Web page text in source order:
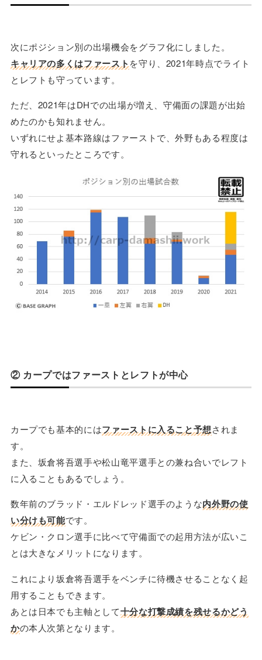
次にポジション別の出場機会をグラフ化にしました。
キャリアの多くはファーストを守り、2021年時点でライト
とレフトも守っています。
ただ、2021年はDHでの出場が増え、守備面の課題が出始
めたのかも知れません。
いずれにせよ基本路線はファーストで、外野もある程度は
守れるといったところです。
② カープではファーストとレフトが中心
カープでも基本的にはファーストに入ること予想されま
す。
また、坂倉将吾選手や松山竜平選手との兼ね合いでレフト
に入ることもあるでしょう。
数年前のブラッド・エルドレッド選手のような内外野の使
い分けも可能です。
ケビン・クロン選手に比べて守備面での起用方法が広いこ
とは大きなメリットになります。
これにより坂倉将吾選手をベンチに待機させることなく起
用することもできます。
あとは日本でも主軸として十分な打撃成績を残せるかどう
かの本人次第となります。